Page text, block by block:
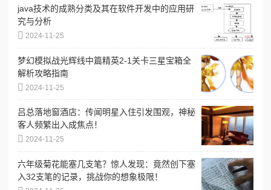
java技术的成熟分类及其在软件开发中的应用研
究与分析
2024-11-25
梦幻模拟战光辉线中篇精英2-1关卡三星宝箱全
解析攻略指南
2024-11-25
吕总落地窗酒店：传闻明星入住引发围观，神秘
客人频繁出入成焦点！
2024-11-25
六年级菊花能塞几支笔？惊人发现：竟然创下塞
入32支笔的记录，挑战你的想象极限！